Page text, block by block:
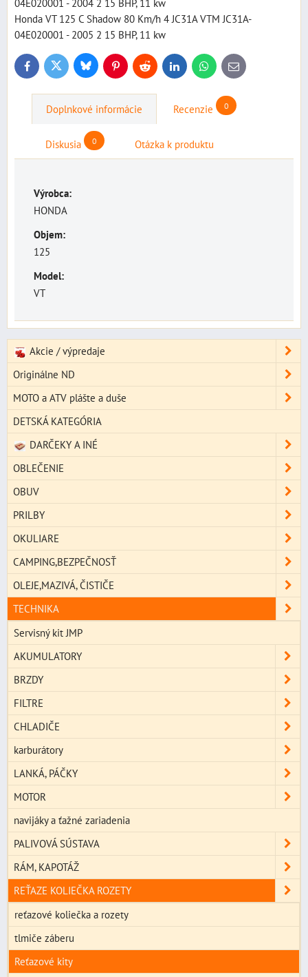
04E020001 - 2004 2 15 BHP, 11 kw
Honda VT 125 C Shadow 80 Km/h 4 JC31A VTM JC31A-
04E020001 - 2005 2 15 BHP, 11 kw
FacebookTwitter BlueskyPinterestReddit LinkedInWhatsApp
E-
mail
Doplnkové informácie Recenzie 0
Diskusia 0 Otázka k produktu
Výrobca:
HONDA
Objem:
125
Model:
VT
Akcie / výpredaje
Originálne ND
MOTO a ATV plášte a duše
DETSKÁ KATEGÓRIA
DARČEKY A INÉ
OBLEČENIE
OBUV
PRILBY
OKULIARE
CAMPING,BEZPEČNOSŤ
OLEJE,MAZIVÁ, ČISTIČE
TECHNIKA
Servisný kit JMP
AKUMULATORY
BRZDY
FILTRE
CHLADIČE
karburátory
LANKÁ, PÁČKY
MOTOR
navijáky a ťažné zariadenia
PALIVOVÁ SÚSTAVA
RÁM, KAPOTÁŽ
REŤAZE KOLIEČKA ROZETY
reťazové koliečka a rozety
tlmiče záberu
Reťazové kity